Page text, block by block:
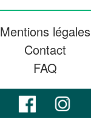
Mentions légales
Contact
FAQ